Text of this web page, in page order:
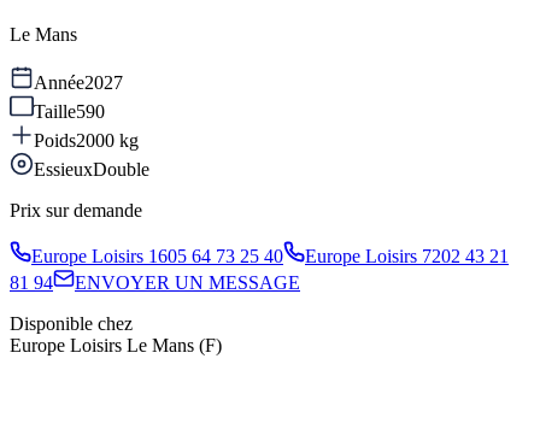
Le Mans
Année2027
Taille590
Poids2000 kg
EssieuxDouble
Prix sur demande
Europe Loisirs 1605 64 73 25 40 Europe Loisirs 7202 43 21
81 94
ENVOYER UN MESSAGE
Disponible chez
Europe Loisirs Le Mans (F)